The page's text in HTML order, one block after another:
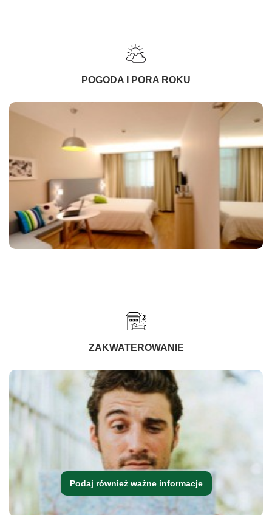
POGODA I PORA ROKU
ZAKWATEROWANIE
Podaj również ważne informacje